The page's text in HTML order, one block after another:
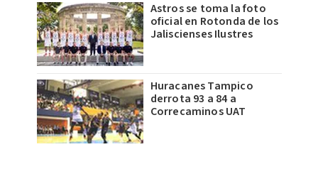
Astros se toma la foto
oficial en Rotonda de los
Jaliscienses Ilustres
Huracanes Tampico
derrota 93 a 84 a
Correcaminos UAT